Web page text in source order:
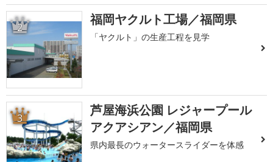
2 福岡ヤクルト工場／福岡県
「ヤクルト」の生産工程を見学
3
芦屋海浜公園 レジャープール
アクアシアン／福岡県
県内最長のウォータースライダーを体感